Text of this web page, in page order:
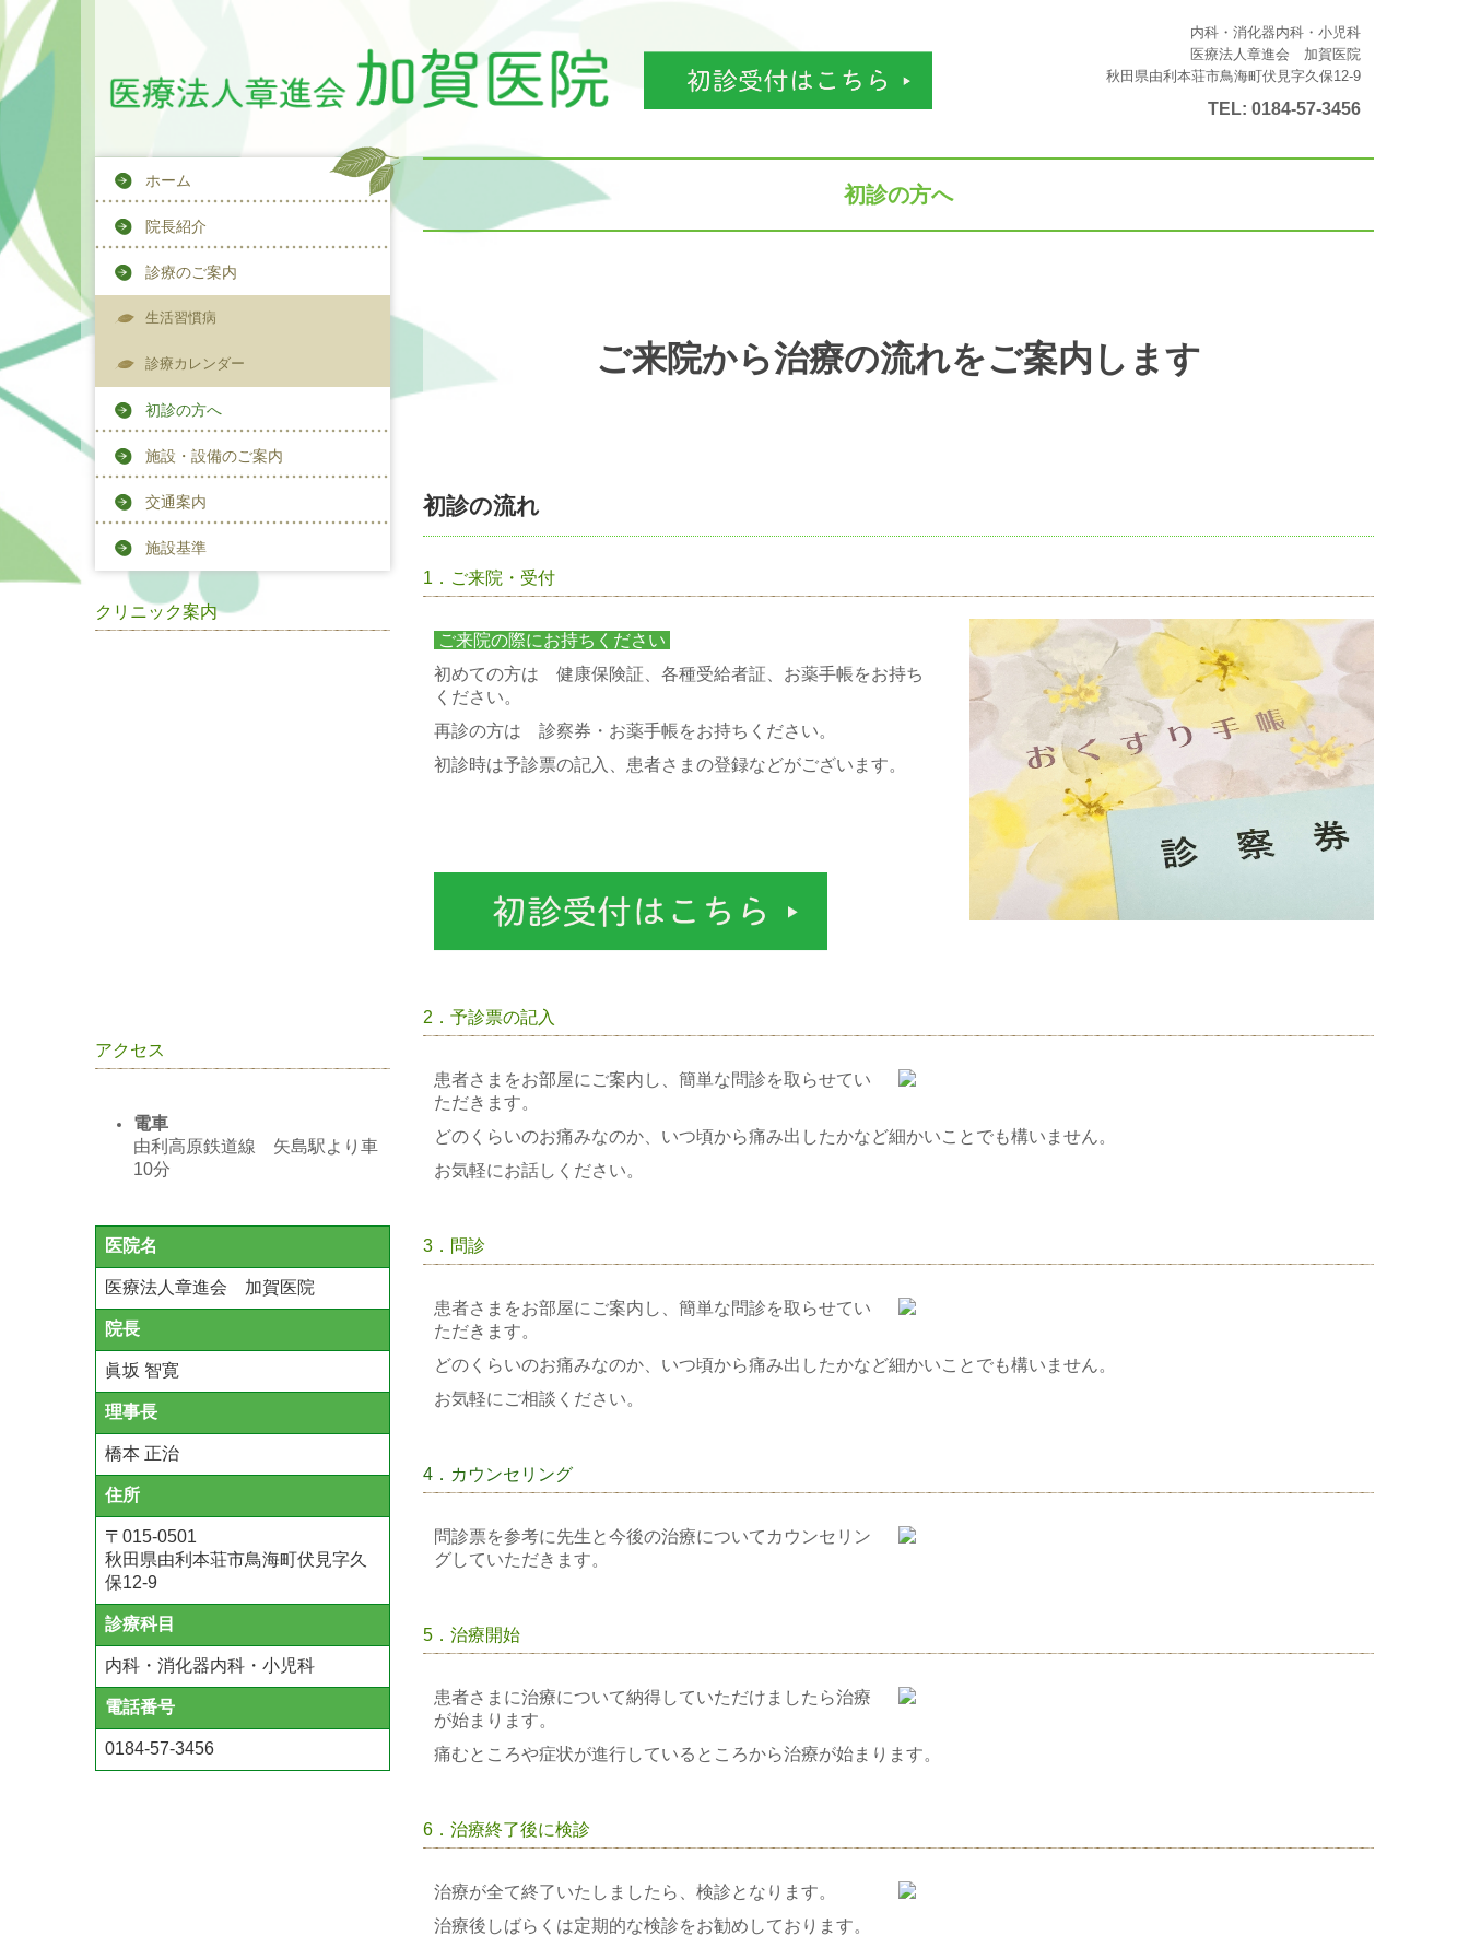
内科・消化器内科・小児科
医療法人章進会 加賀医院
秋田県由利本荘市鳥海町伏見字久保12-9
TEL:0184-57-3456
ホーム
院長紹介
診療のご案内
生活習慣病
診療カレンダー
初診の方へ
施設・設備のご案内
交通案内
施設基準
クリニック案内
アクセス
電車
由利高原鉄道線 矢島駅より車
10分
医院名
医療法人章進会 加賀医院
院長
眞坂 智寛
理事長
橋本 正治
住所
〒 015-0501
秋田県由利本荘市鳥海町伏見字久
保12-9
診療科目
内科・消化器内科・小児科
電話番号
0184-57-3456
初診の方へ
ご来院から治療の流れをご案内します
初診の流れ
1．ご来院・受付
ご来院の際にお持ちください
初めての方は 健康保険証、各種受給者証、お薬手帳をお持ち
ください。
再診の方は 診察券・お薬手帳をお持ちください。
初診時は予診票の記入、患者さまの登録などがございます。
2．予診票の記入
患者さまをお部屋にご案内し、簡単な問診を取らせてい
ただきます。
どのくらいのお痛みなのか、いつ頃から痛み出したかなど細かいことでも構いません。
お気軽にお話しください。
3．問診
患者さまをお部屋にご案内し、簡単な問診を取らせてい
ただきます。
どのくらいのお痛みなのか、いつ頃から痛み出したかなど細かいことでも構いません。
お気軽にご相談ください。
4．カウンセリング
問診票を参考に先生と今後の治療についてカウンセリン
グしていただきます。
5．治療開始
患者さまに治療について納得していただけましたら治療
が始まります。
痛むところや症状が進行しているところから治療が始まります。
6．治療終了後に検診
治療が全て終了いたしましたら、検診となります。
治療後しばらくは定期的な検診をお勧めしております。